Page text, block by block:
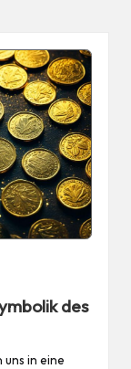
des
uns in eine